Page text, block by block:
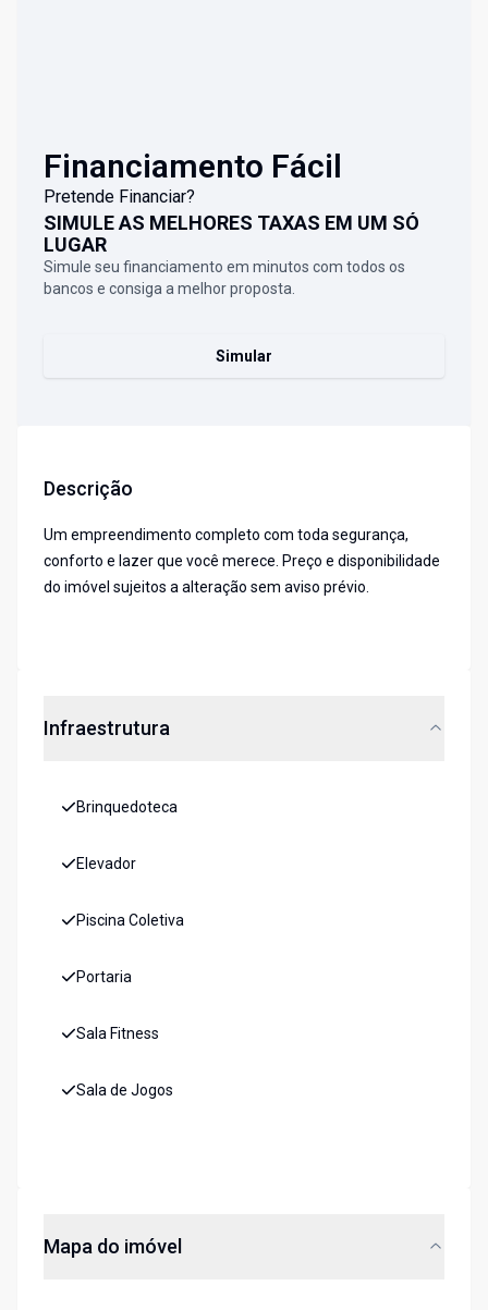
Financiamento Fácil
Pretende Financiar?
SIMULE AS MELHORES TAXAS EM UM SÓ
LUGAR
Simule seu financiamento em minutos com todos os
bancos e consiga a melhor proposta.
Simular
Descrição
Um empreendimento completo com toda segurança,
conforto e lazer que você merece. Preço e disponibilidade
do imóvel sujeitos a alteração sem aviso prévio.
Infraestrutura
Brinquedoteca
Elevador
Piscina Coletiva
Portaria
Sala Fitness
Sala de Jogos
Mapa do imóvel